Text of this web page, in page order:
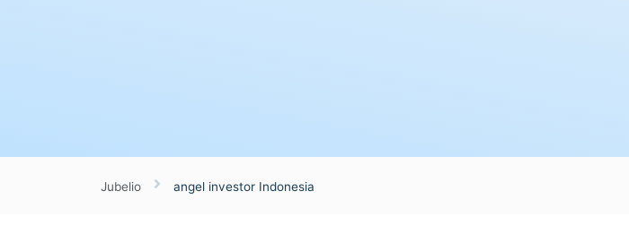
Jubelio angel investor Indonesia